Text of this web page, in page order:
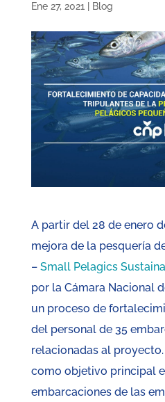
Ene 27, 2021 Blog
A partir del 28 de enero
mejora de la pesquería
– Small Pelagics
por la Cámara Nacional
un proceso de
del personal de 35
relacionadas al
como objetivo principal
embarcaciones de las